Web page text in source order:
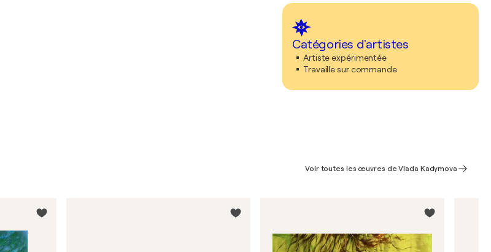
Catégories d'artistes
Artiste expérimentée
Travaille sur commande
Voir toutes les œuvres de Vlada Kadymova